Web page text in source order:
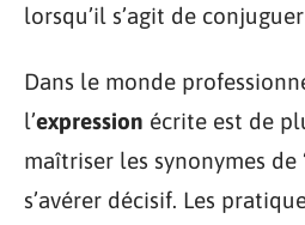
lorsqu’il s’agit de
Dans le monde
l’expression écrite est de
maîtriser les synonymes de
s’avérer décisif. Les